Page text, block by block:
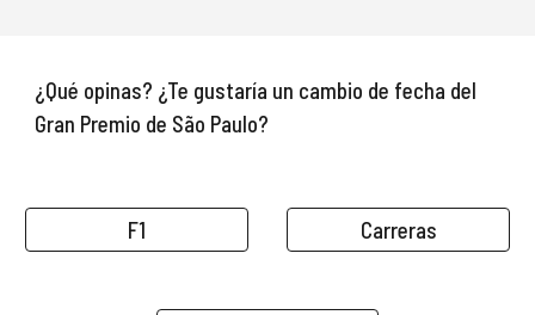
¿Qué opinas? ¿Te gustaría un cambio de fecha del
Gran Premio de São Paulo?
F1 Carreras